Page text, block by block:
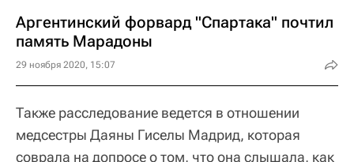
Аргентинский форвард "Спартака" почтил
память Марадоны
29 ноября 2020, 15:07
Также расследование ведется в отношении
медсестры Даяны Гиселы Мадрид, которая
соврала на допросе о том, что она слышала, как